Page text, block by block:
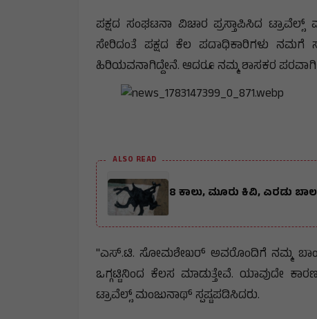
ಪಕ್ಷದ ಸಂಘಟನಾ ವಿಚಾರ ಪ್ರಸ್ತಾಪಿಸಿದ
ಸೇರಿದಂತೆ ಪಕ್ಷದ ಕೆಲ ಪದಾಧಿಕಾರಿಗಳು ನಮಗೆ
ಹಿರಿಯವನಾಗಿದ್ದೇನೆ. ಆದರೂ ನಮ್ಮ ಶಾಸಕರ ಪರವಾಗಿ
ALSO READ
8 ಕಾಲು, ಮೂರು ಕಿವಿ, ಎರಡು
"ಎಸ್.ಟಿ. ಸೋಮಶೇಖರ್ ಅವರೊಂದಿಗೆ ನಮ್ಮ
ಒಗ್ಗಟ್ಟಿನಿಂದ ಕೆಲಸ ಮಾಡುತ್ತೇವೆ. ಯಾವುದೇ
ಟ್ರಾವೆಲ್ಸ್ ಮಂಜುನಾಥ್ ಸ್ಪಷ್ಟಪಡಿಸಿದರು.